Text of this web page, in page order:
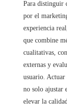
Para distinguir
por el
experiencia
que combine
cualitativas,
externas y
usuario. Actuar
no solo ajustar
elevar la